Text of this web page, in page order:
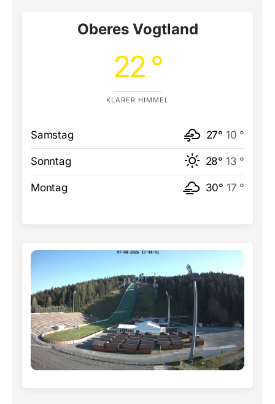
Oberes Vogtland
22 °
KLARER HIMMEL
Samstag 27° 10 °
Sonntag 28° 13 °
Montag 30° 17 °